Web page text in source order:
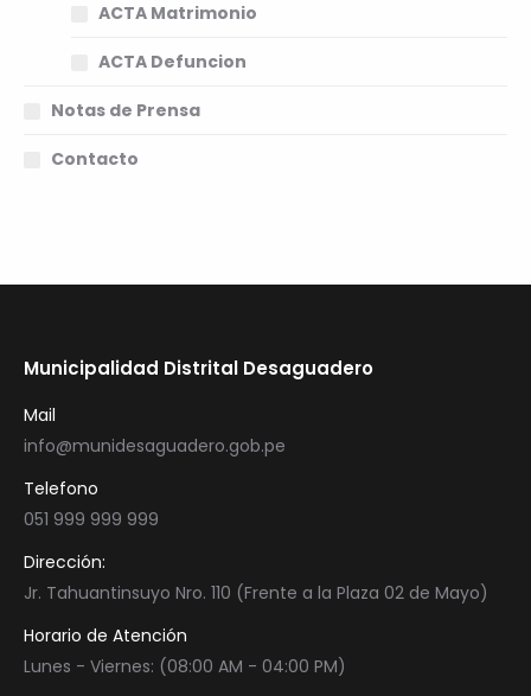
ACTA Matrimonio
ACTA Defuncion
Notas de Prensa
Contacto
Municipalidad Distrital Desaguadero
Mail
info@munidesaguadero.gob.pe
Telefono
051 999 999 999
Dirección:
Jr. Tahuantinsuyo Nro. 110 (Frente a la Plaza 02 de Mayo)
Horario de Atención
Lunes - Viernes: (08:00 AM - 04:00 PM)